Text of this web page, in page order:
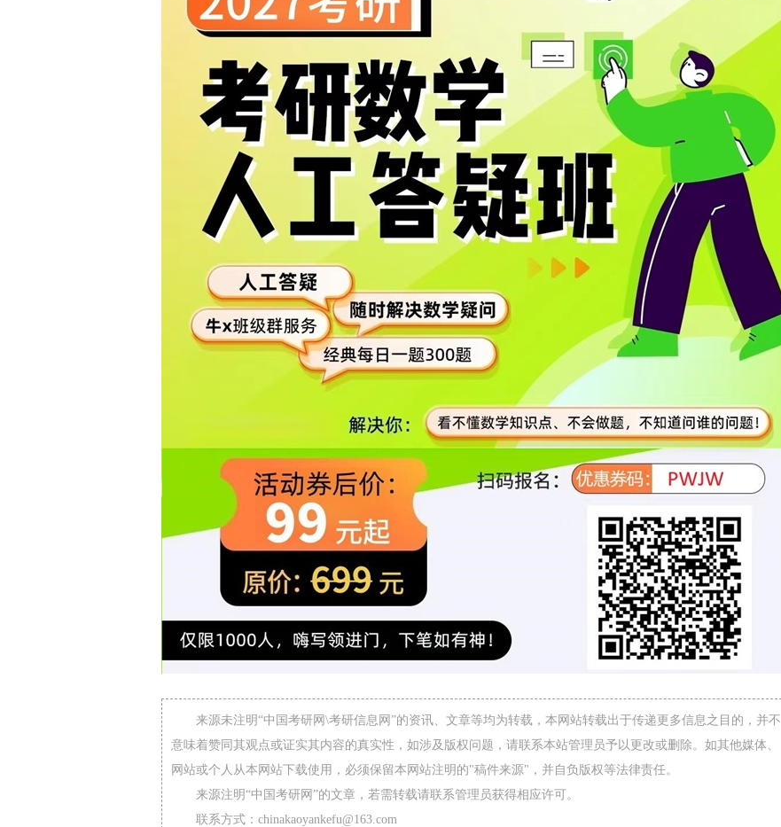
来源未注明“中国考研网\考研信息网”的资讯、文章等均为转载，本网站转载出于传递更多信息之目的，并不
意味着赞同其观点或证实其内容的真实性，如涉及版权问题，请联系本站管理员予以更改或删除。如其他媒体、
网站或个人从本网站下载使用，必须保留本网站注明的"稿件来源"，并自负版权等法律责任。
来源注明“中国考研网”的文章，若需转载请联系管理员获得相应许可。
联系方式：chinakaoyankefu@163.com